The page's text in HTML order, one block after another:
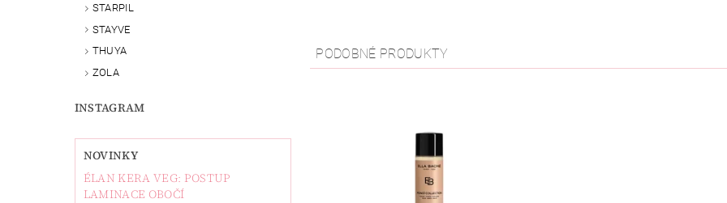
STARPIL
STAYVE
THUYA
ZOLA
INSTAGRAM
NOVINKY
ÉLAN KERA VEG: POSTUP
LAMINACE OBOČÍ
PODOBNÉ PRODUKTY